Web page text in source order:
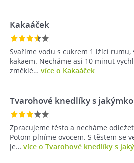
Kakaáček
Svaříme vodu s cukrem 1 lžící rumu,
kakaem. Necháme asi 10 minut
změklé… více o Kakaáček
Tvarohové knedlíky s
Zpracujeme těsto a necháme
Potom plníme ovocem. S těstem se
je… více o Tvarohové knedlíky s